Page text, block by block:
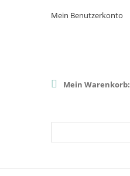
Mein Benutzerkonto
Mein Warenkorb: